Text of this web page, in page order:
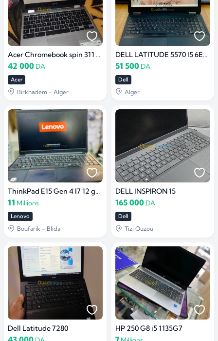
Acer Chromebook spin 311 écran tactile
42 000 DA
Acer
Birkhadem - Alger
DELL LATITUDE 5570 I5 6EME /8G/256 SSD/15.6 NEUF
51 500 DA
Dell
Alger
ThinkPad E15 Gen 4 I7 12 gen 16GB/ 512 SSD
11 Millions
Lenovo
Boufarik - Blida
DELL INSPIRON 15
165 000 DA
Dell
Tizi Ouzou
Dell Latitude 7280 HP 250 G8 i5 1135G7